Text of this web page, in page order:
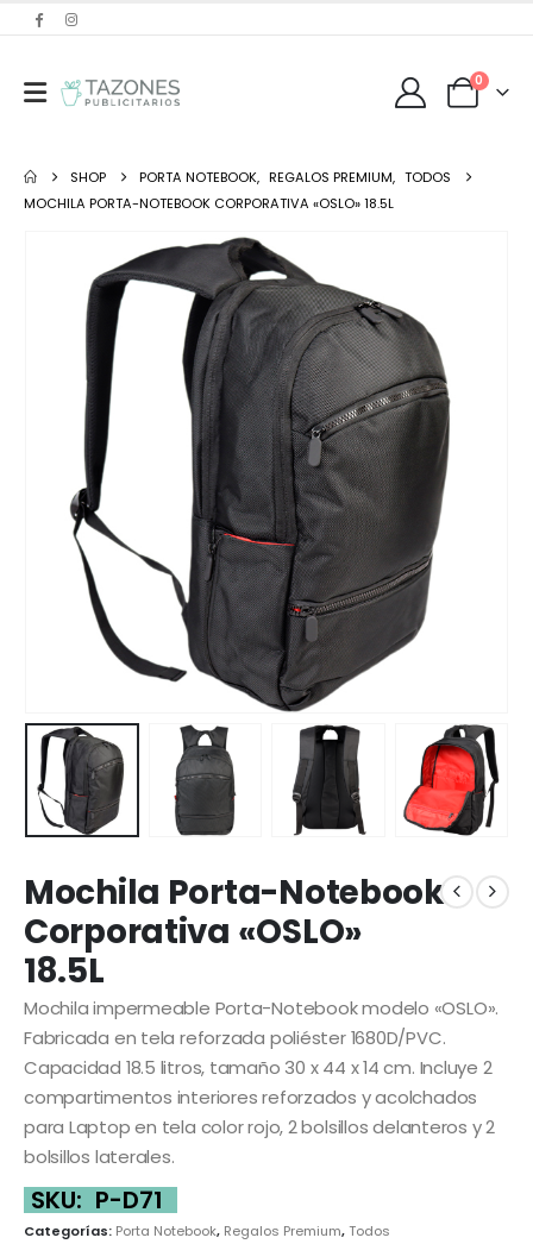
0
SHOP PORTA NOTEBOOK, REGALOS PREMIUM, TODOS
MOCHILA PORTA-NOTEBOOK CORPORATIVA «OSLO» 18.5L
Mochila Porta-Notebook
Corporativa «OSLO»
18.5L
Mochila impermeable Porta-Notebook modelo «OSLO».
Fabricada en tela reforzada poliéster 1680D/PVC.
Capacidad 18.5 litros, tamaño 30 x 44 x 14 cm. Incluye 2
compartimentos interiores reforzados y acolchados
para Laptop en tela color rojo, 2 bolsillos delanteros y 2
bolsillos laterales.
SKU: P-D71
Categorías: Porta Notebook, Regalos Premium,Todos